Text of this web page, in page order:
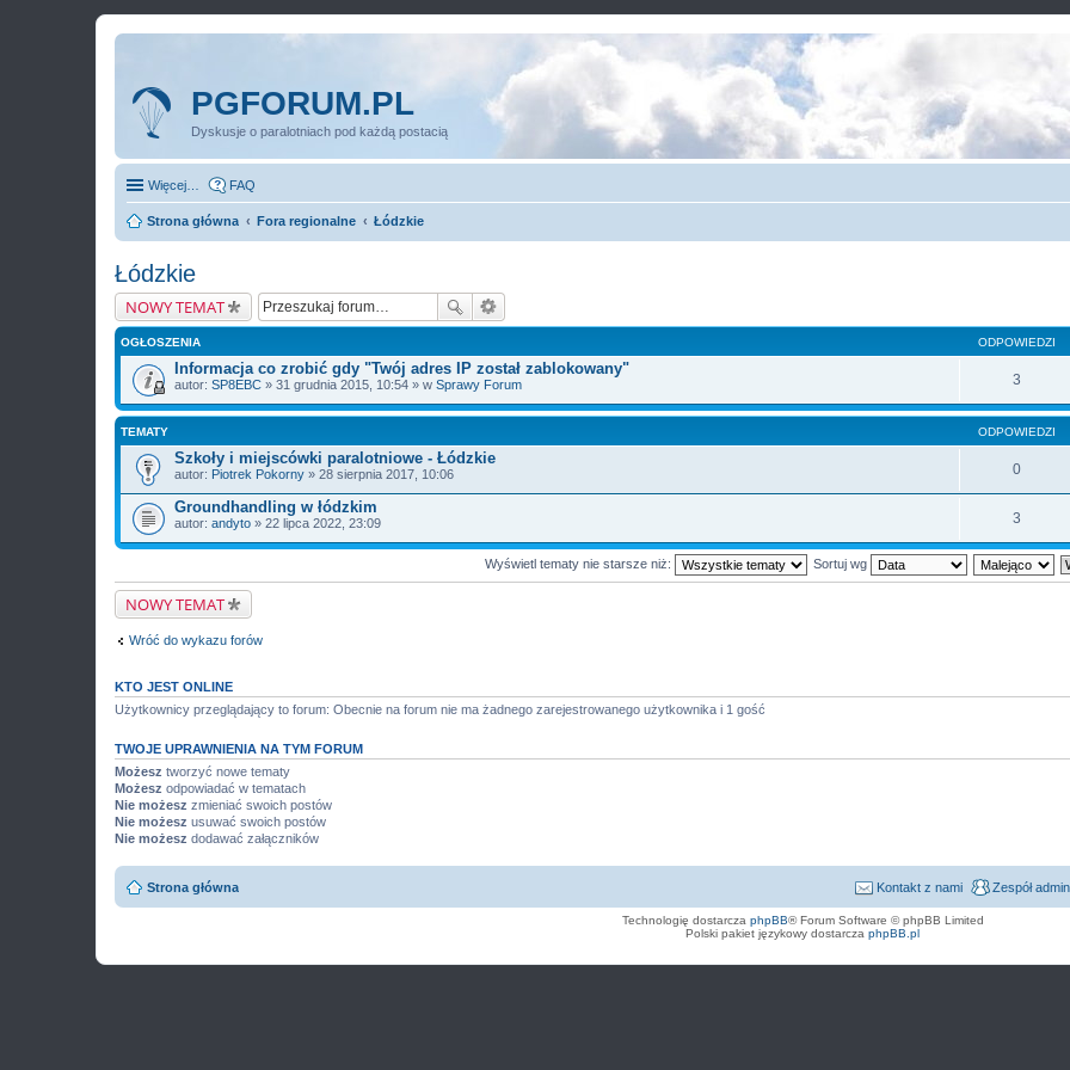
PGFORUM.PL
Dyskusje o paralotniach pod każdą postacią
Więcej… FAQ
Strona główna Fora regionalne Łódzkie
Łódzkie
NOWY TEMAT
OGŁOSZENIA ODPOWIEDZI
Informacja co zrobić gdy "Twój adres IP został zablokowany"
autor: SP8EBC » 31 grudnia 2015, 10:54 » w Sprawy Forum 3
TEMATY ODPOWIEDZI
Szkoły i miejscówki paralotniowe - Łódzkie
autor: Piotrek Pokorny » 28 sierpnia 2017, 10:06 0
Groundhandling w łódzkim
autor: andyto » 22 lipca 2022, 23:09 3
Wyświetl tematy nie starsze niż: Sortuj wg
NOWY TEMAT
Wróć do wykazu forów
KTO JEST ONLINE
Użytkownicy przeglądający to forum: Obecnie na forum nie ma żadnego zarejestrowanego użytkownika i 1 gość
TWOJE UPRAWNIENIA NA TYM FORUM
Możesz tworzyć nowe tematy
Możesz odpowiadać w tematach
Nie możesz zmieniać swoich postów
Nie możesz usuwać swoich postów
Nie możesz dodawać załączników
Strona główna Zespół
Kontakt z nami
Technologię dostarcza phpBB® Forum Software © phpBB Limited
Polski pakiet językowy dostarcza phpBB.pl